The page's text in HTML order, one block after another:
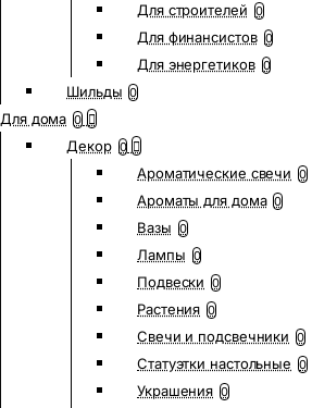
Для строителей 0
Для финансистов 0
Для энергетиков 0
Шильды 0
Для дома 0
Декор 0
Ароматические свечи 0
Ароматы для дома 0
Вазы 0
Лампы 0
Подвески 0
Растения 0
Свечи и подсвечники 0
Статуэтки настольные 0
Украшения 0